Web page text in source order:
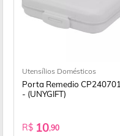
Utensílios Domésticos
Porta Remedio CP240701
- (UNYGIFT)
R$ 10,90